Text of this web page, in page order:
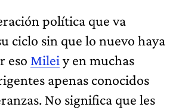
política que va
ciclo sin que lo nuevo haya
eso Milei y en muchas
apenas conocidos
No significa que les